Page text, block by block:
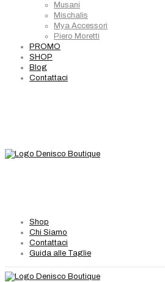
Musani
Mischalis
Mya Accessori
Piero Moretti
PROMO
SHOP
Blog
Contattaci
Shop
Chi Siamo
Contattaci
Guida alle Taglie